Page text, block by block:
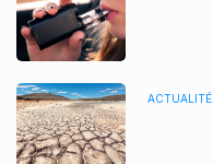
ACTUALITÉ